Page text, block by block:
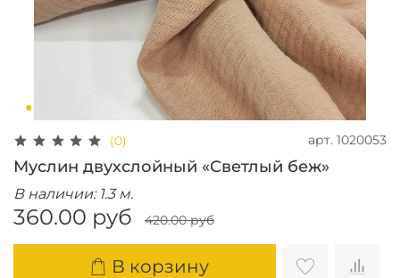
(0) арт. 1020053
Муслин двухслойный «Светлый беж»
В наличии: 1.3 м.
360.00 руб 420.00 руб
В корзину